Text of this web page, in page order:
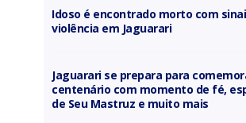
Idoso é encontrado morto com
violência em Jaguarari
Jaguarari se prepara para
centenário com momento de fé,
de Seu Mastruz e muito mais